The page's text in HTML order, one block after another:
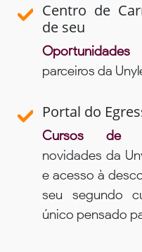
Centro de
de seu
parceiros da
Portal do
Cursos de
novidades da
e acesso à
seu segundo
único pensado